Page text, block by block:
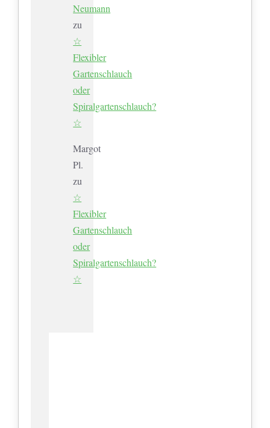
Neumann
zu
☆
Flexibler
Gartenschlauch
oder
Spiralgartenschlauch?
☆
Margot
Pl.
zu
☆
Flexibler
Gartenschlauch
oder
Spiralgartenschlauch?
☆